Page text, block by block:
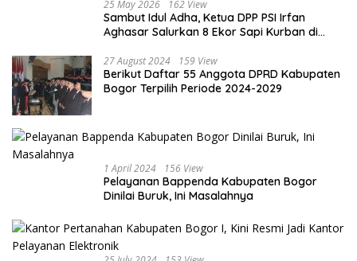
25 May 2026 162 View
Sambut Idul Adha, Ketua DPP PSI Irfan
Aghasar Salurkan 8 Ekor Sapi Kurban di
27 August 2024 159 View
Berikut Daftar 55 Anggota DPRD Kabupaten
Bogor Terpilih Periode 2024-2029
1 April 2024 156 View
Pelayanan Bappenda Kabupaten Bogor
Dinilai Buruk, Ini Masalahnya